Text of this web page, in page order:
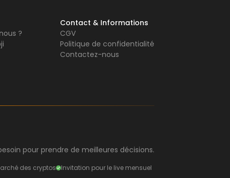
?
Contact & Informations
CGV
Politique de confidentialité
Contactez-nous
pour prendre de meilleures décisions.
des cryptos Invitation pour le live mensuel